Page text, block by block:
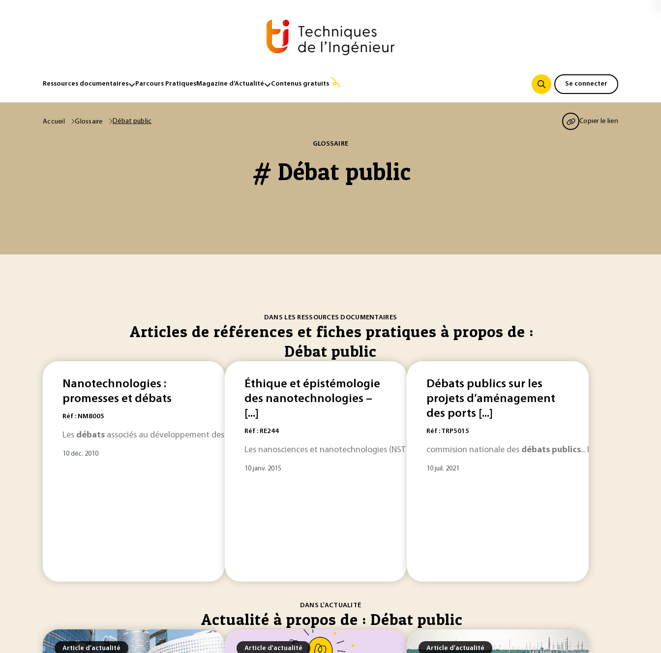
Ressources documentaires Parcours PratiquesMagazine d’Actualité Contenus gratuits Se connecter
Accueil Glossaire Débat public Copier le lien
GLOSSAIRE
# Débat public
DANS LES RESSOURCES DOCUMENTAIRES
Articles de références et fiches pratiques à propos de :
Débat public
Nanotechnologies :
promesses et débats
Réf : NM8005
Les débats associés au développement des nanotechnologies illustrent bien les interrogations... la mesure de ce
10 déc. 2010
Éthique et épistémologie
des nanotechnologies –
[...]
Réf : RE244
Les nanosciences et nanotechnologies (NST) ont été placées très tôt sous le signe d'une volonté politique
10 janv. 2015
Débats publics sur les
projets d’aménagement
des ports [...]
Réf : TRP5015
commision nationale des débats publics... Les
10 juil. 2021
DANS L'ACTUALITÉ
Actualité à propos de : Débat public
Article d'actualité Article d'actualité Article d'actualité